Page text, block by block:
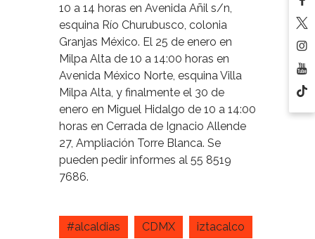
10 a 14 horas en Avenida Añil s/n,
esquina Río Churubusco, colonia
Granjas México. El 25 de enero en
Milpa Alta de 10 a 14:00 horas en
Avenida México Norte, esquina Villa
Milpa Alta, y finalmente el 30 de
enero en Miguel Hidalgo de 10 a 14:00
horas en Cerrada de Ignacio Allende
27, Ampliación Torre Blanca. Se
pueden pedir informes al 55 8519
7686.
#alcaldias CDMX
iztacalco